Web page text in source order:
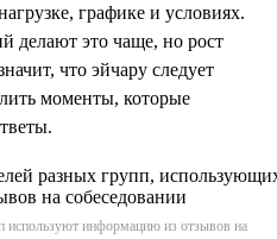
графике и условиях.
делают это чаще, но рост
что эйчару следует
моменты, которые
используют информацию из отзывов на